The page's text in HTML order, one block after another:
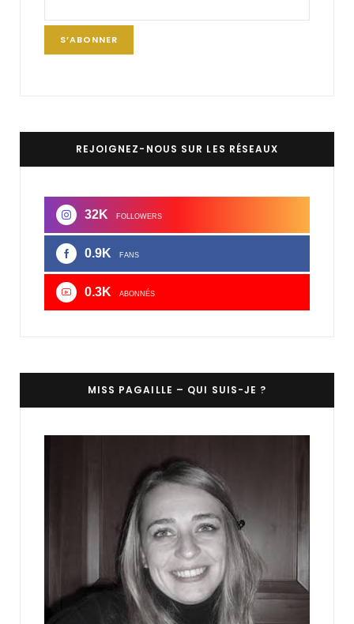
REJOIGNEZ-NOUS SUR LES RÉSEAUX
32K FOLLOWERS
0.9K FANS
0.3K ABONNÉS
MISS PAGAILLE – QUI SUIS-JE ?